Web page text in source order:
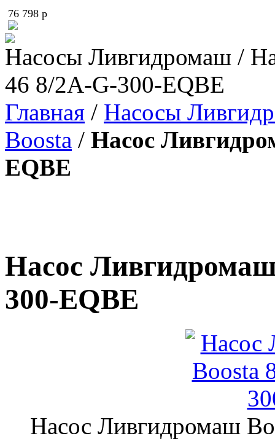
76 798 p
Насосы Ливгидромаш /
46 8/2A-G-300-EQBE
Главная / Насосы
Boosta / Насос
EQBE
Насос
300-EQBE
Насос Ливгидромаш